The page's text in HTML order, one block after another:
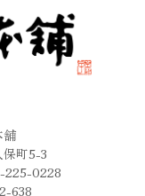
舗
町5-3
0228
638